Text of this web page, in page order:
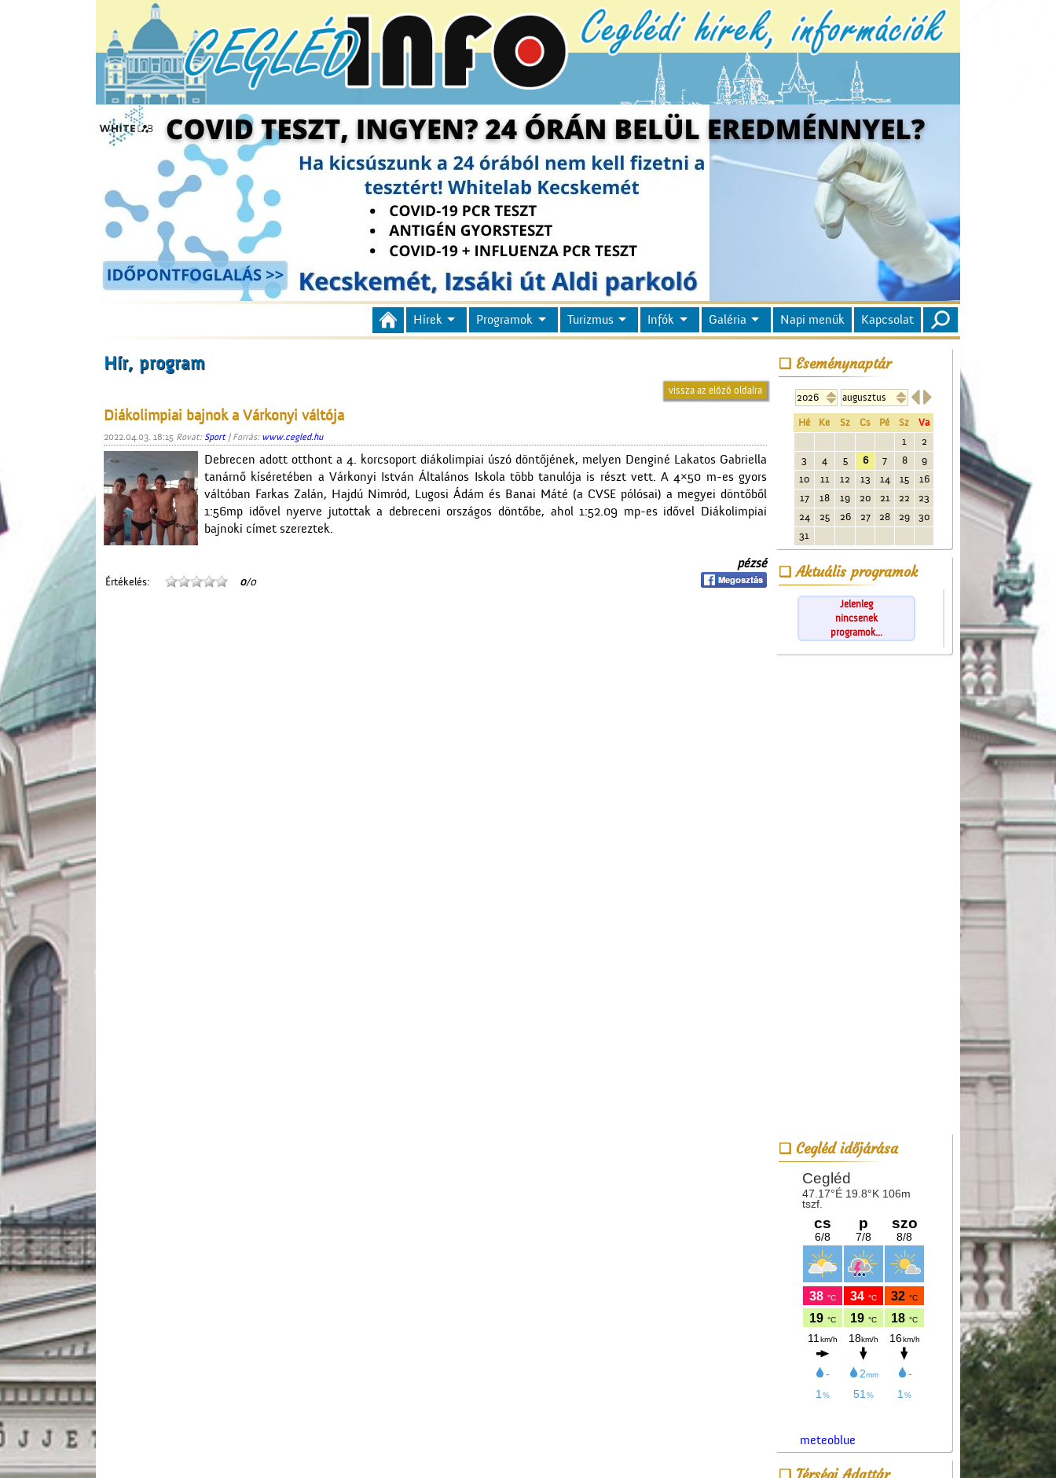
Hírek Programok Turizmus Infók Galéria Napi menük Kapcsolat
Hír, program
vissza az előző oldalra
Diákolimpiai bajnok a Várkonyi váltója
2022.04.03. 18:15 Rovat: Sport| Forrás: www.cegled.hu
Debrecen adott otthont a 4. korcsoport diákolimpiai úszó döntőjének, melyen Denginé Lakatos Gabriella
tanárnő kíséretében a Várkonyi István Általános Iskola több tanulója is részt vett. A 4×50 m-es gyors
váltóban Farkas Zalán, Hajdú Nimród, Lugosi Ádám és Banai Máté (a CVSE pólósai) a megyei döntőből
1:56mp idővel nyerve jutottak a debreceni országos döntőbe, ahol 1:52.09 mp-es idővel Diákolimpiai
bajnoki címet szereztek.
pézsé
Értékelés: 0/0
Eseménynaptár

Hé Ke Sz Cs Pé Sz
Va
1
2
3
4 5 6 7 8
9
10
11 12 13 14 15
16
17
18 19 20 21 22
23
24
25 26 27 28 29
30
31
Aktuális programok
Jelenleg
nincsenek
programok...
Cegléd időjárása
meteoblue